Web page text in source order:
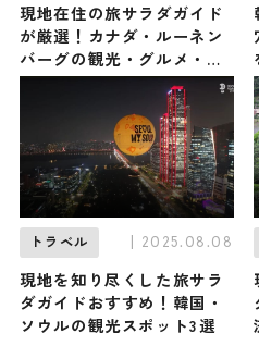
現地在住の旅サラダガイド
が厳選！カナダ・ルーネン
バーグの観光・グルメ・お
土産3選
トラベル | 2025.08.08
現地を知り尽くした旅サラ
ダガイドおすすめ！韓国・
ソウルの観光スポット3選